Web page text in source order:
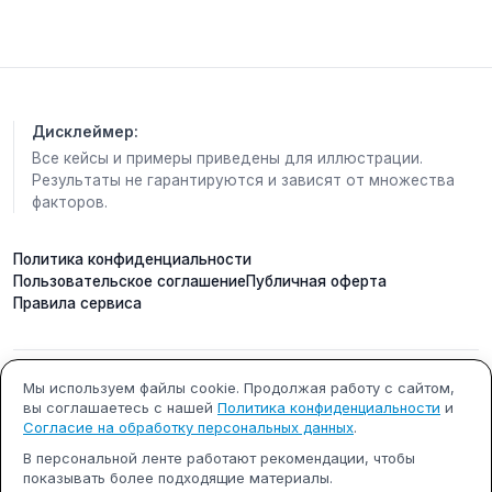
• В -высшая категория
❗️И вот здесь есть один интересный нюанс.
Многие специально выбирают самые большие
яйца, считая их более качественными и
пищевой ценности.
📍Крупные яйца чаще несут взрослые куры. В них
обычно выше содержание воды, поэтому
ниже.
📍Яйца первой категории многие специалисты
считают наиболее удачным вариантом: их несут
молодые куры, а состав часто оказывается более
сбалансированным по содержанию витаминов и
Дисклеймер:
Все кейсы и примеры приведены для иллюстрации.
Результаты не гарантируются и зависят от множества
факторов.
Политика конфиденциальности
Пользовательское соглашениеПубличная оферта
Правила сервиса
ИП Кобилинский Артем
Сергеевич
ИНН 615490002327
ОГРНИП 322619600000731
Мы используем файлы cookie. Продолжая работу с сайтом,
вы соглашаетесь с нашей Политика конфиденциальности и
Согласие на обработку персональных данных.
В персональной ленте работают рекомендации, чтобы
показывать более подходящие материалы.